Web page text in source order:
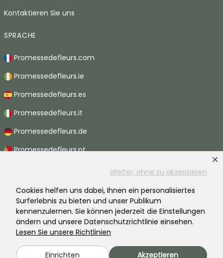
Weiter, ohne zu akzeptieren
Cookies helfen uns dabei, Ihnen ein personalisiertes
Surferlebnis zu bieten und unser Publikum
kennenzulernen. Sie können jederzeit die Einstellungen
ändern und unsere Datenschutzrichtlinie einsehen.
Lesen Sie unsere Richtlinien
Einrichten Akzeptieren
Kontaktieren Sie uns
SPRACHE
Promessedefleurs.com
Promessedefleurs.ie
Promessedefleurs.es
Promessedefleurs.it
Promessedefleurs.de
Promessedefleurs.pt
Promessedefleurs.be
Promessedefleurs.ch
2026 ©Promesse de fleurs - Alle Rechte vorbehalten.